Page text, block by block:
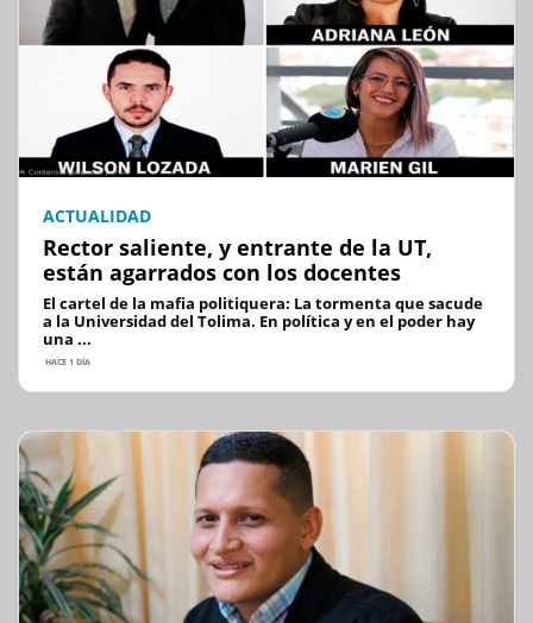
ACTUALIDAD
Rector saliente, y entrante de la UT,
están agarrados con los docentes
El cartel de la mafia politiquera: La tormenta que sacude
a la Universidad del Tolima. En política y en el poder hay
una ...
HACE 1 DÍA